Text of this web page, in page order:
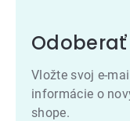
Vložte svoj e-
informácie o
shope.